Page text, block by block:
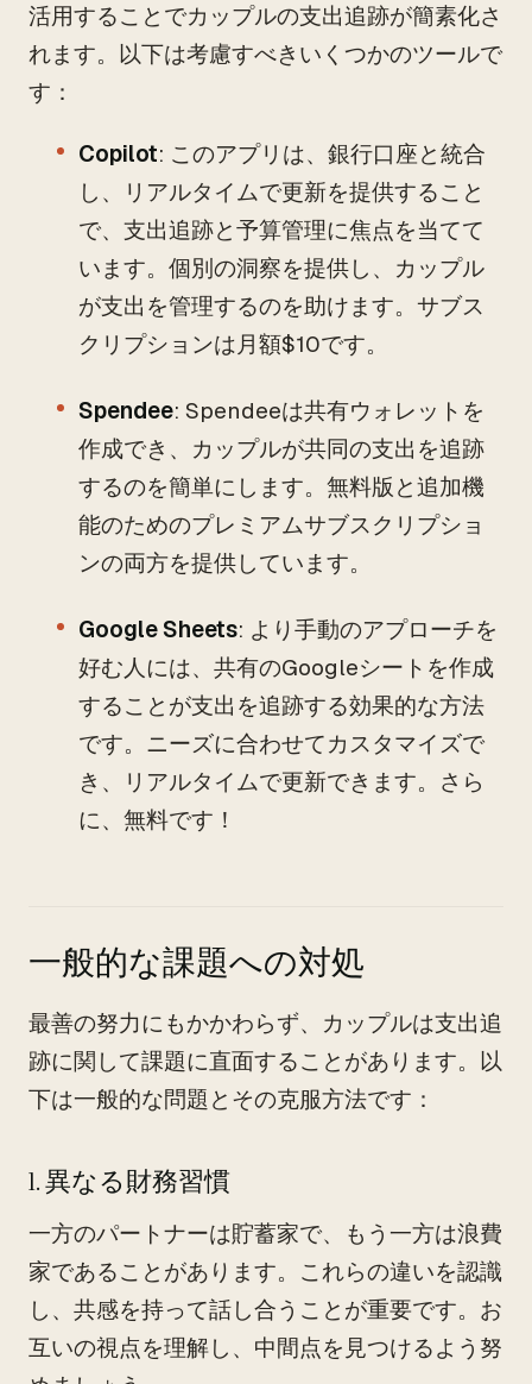
活用することでカップルの支出追跡が簡素化さ
れます。以下は考慮すべきいくつかのツールで
す：
Copilot: このアプリは、銀行口座と統合
し、リアルタイムで更新を提供すること
で、支出追跡と予算管理に焦点を当てて
います。個別の洞察を提供し、カップル
が支出を管理するのを助けます。サブス
クリプションは月額$10です。
Spendee: Spendeeは共有ウォレットを
作成でき、カップルが共同の支出を追跡
するのを簡単にします。無料版と追加機
能のためのプレミアムサブスクリプショ
ンの両方を提供しています。
Google Sheets: より手動のアプローチを
好む人には、共有のGoogleシートを作成
することが支出を追跡する効果的な方法
です。ニーズに合わせてカスタマイズで
き、リアルタイムで更新できます。さら
に、無料です！
一般的な課題への対処
最善の努力にもかかわらず、カップルは支出追
跡に関して課題に直面することがあります。以
下は一般的な問題とその克服方法です：
1. 異なる財務習慣
一方のパートナーは貯蓄家で、もう一方は浪費
家であることがあります。これらの違いを認識
し、共感を持って話し合うことが重要です。お
互いの視点を理解し、中間点を見つけるよう努